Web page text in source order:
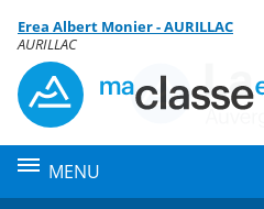
Menu de la rubrique
Contenu
Erea Albert Monier - AURILLAC
AURILLAC
MENU